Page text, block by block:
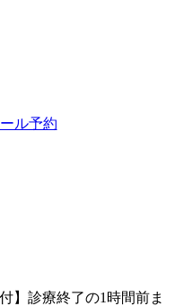
ール予約
】診療終了の1時間前ま